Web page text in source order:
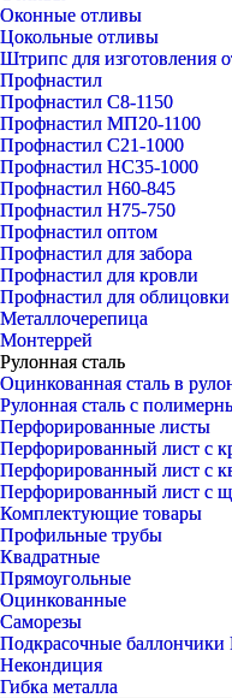
Оконные отливы
Цокольные отливы
Штрипс для изготовления
Профнастил
Профнастил С8-1150
Профнастил МП20-1100
Профнастил С21-1000
Профнастил НС35-1000
Профнастил Н60-845
Профнастил Н75-750
Профнастил оптом
Профнастил для забора
Профнастил для кровли
Профнастил для облицовки
Металлочерепица
Монтеррей
Рулонная сталь
Оцинкованная сталь в
Рулонная сталь с
Перфорированные листы
Перфорированный лист с
Перфорированный лист с
Перфорированный лист с
Комплектующие товары
Профильные трубы
Квадратные
Прямоугольные
Оцинкованные
Саморезы
Подкрасочные баллончики
Некондиция
Гибка металла